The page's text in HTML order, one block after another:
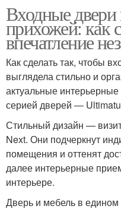
Входные двери
прихожей: как
впечатление
Как сделать так, чтобы
выглядела стильно и
актуальные
серией дверей ―
Стильный дизайн —
Next. Они подчеркнут
помещения и оттенят
далее интерьерные
интерьере.
Дверь и мебель в едином